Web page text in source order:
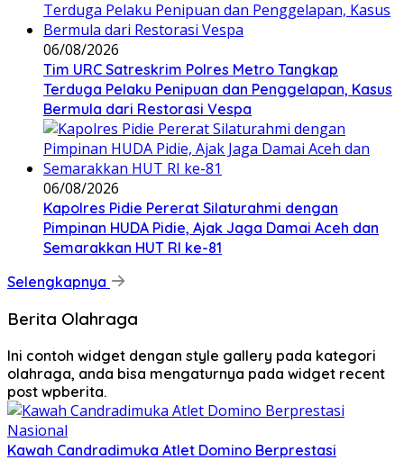
06/08/2026
Tim URC Satreskrim Polres Metro Tangkap
Terduga Pelaku Penipuan dan Penggelapan, Kasus
Bermula dari Restorasi Vespa
06/08/2026
Kapolres Pidie Pererat Silaturahmi dengan
Pimpinan HUDA Pidie, Ajak Jaga Damai Aceh dan
Semarakkan HUT RI ke-81
Selengkapnya
Berita Olahraga
Ini contoh widget dengan style gallery pada kategori
olahraga, anda bisa mengaturnya pada widget recent
post wpberita.
Kawah Candradimuka Atlet Domino Berprestasi